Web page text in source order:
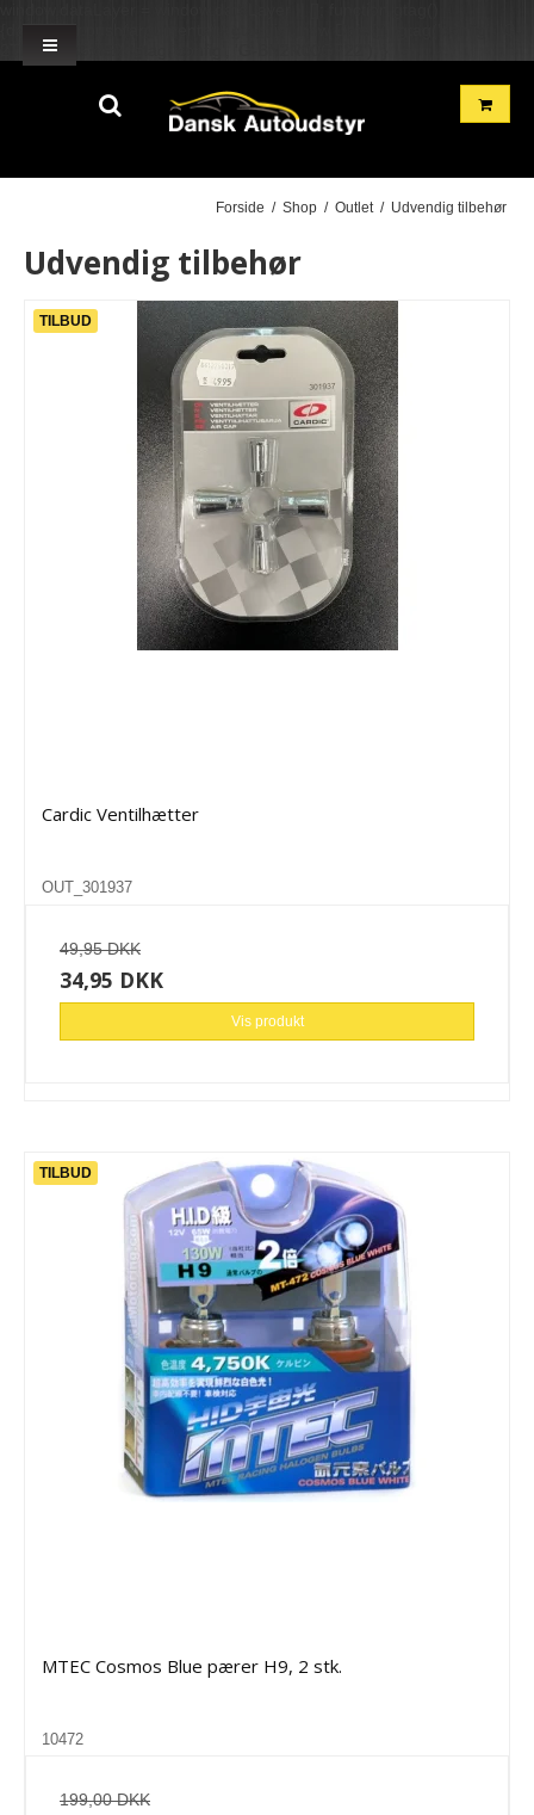
{dataLayer.push(arguments);} gtag('js', new Date()); gtag('config', 'G-
2TH7GD1GME'); gtag('config', 'G-BN2R00GF22'); }
Forside / Shop / Outlet / Udvendig tilbehør
Udvendig tilbehør
TILBUD
Cardic Ventilhætter
OUT_301937
49,95 DKK
34,95 DKK
Vis produkt
TILBUD
MTEC Cosmos Blue pærer H9, 2 stk.
10472
199,00 DKK